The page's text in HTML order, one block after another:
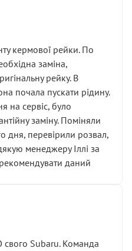
кермової рейки. По
заміна,
рейку. В
почала пускати рідину.
на сервіс, було
заміну. Поміняли
дня, перевірили розвал,
менеджеру Іллі за
даний
Subaru. Команда